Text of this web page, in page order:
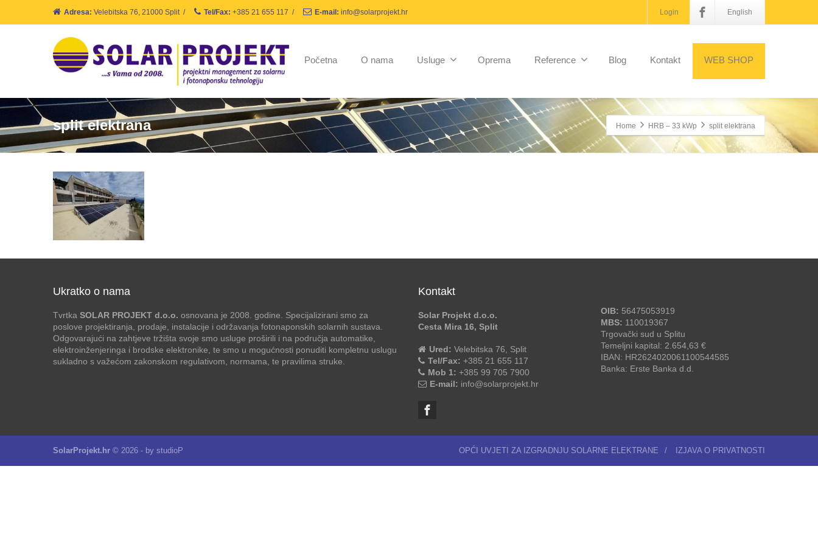
Adresa: Velebitska 76, 21000 Split / Tel/Fax: +385 21 655 117 / E-mail: info@solarprojekt.hr Login English
Početna O nama Usluge Oprema Reference Blog Kontakt WEB SHOP
split elektrana Home HRB – 33 kWp split elektrana
Ukratko o nama
Tvrtka SOLAR PROJEKT d.o.o. osnovana je 2008. godine. Specijalizirani smo za
poslove projektiranja, prodaje, instalacije i održavanja fotonaponskih solarnih sustava.
Odgovarajući na zahtjeve tržišta svoje smo usluge proširili i na područja automatike,
elektroinženjeringa i brodske elektronike, te smo u mogućnosti ponuditi kompletnu uslugu
sukladno s važećom zakonskom regulativom, normama, te pravilima struke.
Kontakt
Solar Projekt d.o.o.
Cesta Mira 16, Split
Ured: Velebitska 76, Split
Tel/Fax: +385 21 655 117
Mob 1: +385 99 705 7900
E-mail: info@solarprojekt.hr
OIB: 56475053919
MBS: 110019367
Trgovački sud u Splitu
Temeljni kapital: 2.654,63 €
IBAN: HR2624020061100544585
Banka: Erste Banka d.d.
SolarProjekt.hr © 2026 - by studioP OPĆI UVJETI ZA IZGRADNJU SOLARNE ELEKTRANE / IZJAVA O PRIVATNOSTI